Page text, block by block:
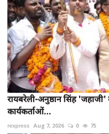
रायबरेली-अनुष्ठान सिंह
कार्यकर्ताओं...
rexpress Aug 7, 2026 0 75